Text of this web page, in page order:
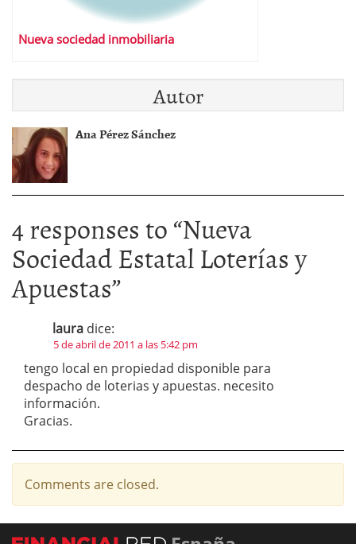
Nueva sociedad inmobiliaria
Autor
Ana Pérez Sánchez
4 responses to “Nueva
Sociedad Estatal Loterías y
Apuestas”
laura dice:
5 de abril de 2011 a las 5:42 pm
tengo local en propiedad disponible para
despacho de loterias y apuestas. necesito
información.
Gracias.
Comments are closed.